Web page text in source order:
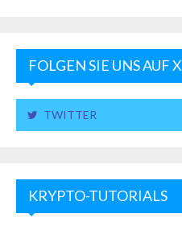
FOLGEN SIE UNS AUF X
TWITTER
KRYPTO-TUTORIALS